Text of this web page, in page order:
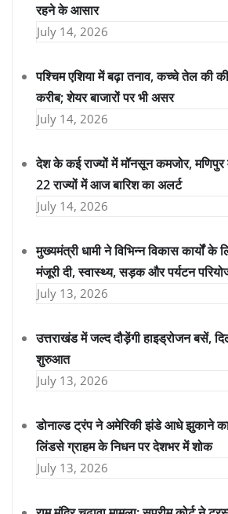
रहने के आसार
July 14, 2026
पश्चिम एशिया में बढ़ा तनाव, कच्चे तेल की
करीब; शेयर बाजारों पर भी असर
July 14, 2026
देश के कई राज्यों में मॉनसून कमजोर,
22 राज्यों में आज बारिश का अलर्ट
July 14, 2026
मुख्यमंत्री धामी ने विभिन्न विकास कार्यों के
मंजूरी दी, स्वास्थ्य, सड़क और पर्यटन
July 13, 2026
उत्तराखंड में जल्द दौड़ेंगी हाइड्रोजन बसें,
शुरुआत
July 13, 2026
डोनाल्ड ट्रंप ने अमेरिकी झंडे आधे झुकाने
लिंडसे ग्राहम के निधन पर देशभर में शोक
July 13, 2026